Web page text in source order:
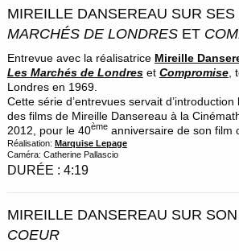
MIREILLE DANSEREAU SUR SES
MARCHÉS DE LONDRESET
Entrevue avec la réalisatrice Mireille
Les Marchés de Londreset Compromise,
Londres en 1969.
Cette série d’entrevues servait
des films de Mireille Dansereau à la
2012, pour le 40èmeanniversaire de son film
Réalisation: Marquise Lepage
Caméra: Catherine Pallascio
DURÉE : 4:19
MIREILLE DANSEREAU SUR
COEUR